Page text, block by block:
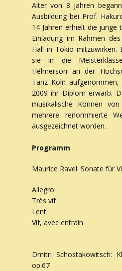
Alter von 8 Jahren
Ausbildung bei Prof.
14 Jahren erhielt die junge
Einladung im Rahmen
Hall in Tokio mitzuwirken.
sie in die
Helmerson an der
Tanz Köln
2009 ihr Diplom erwarb.
musikalische Können
mehrere renommierte
ausgezeichnet worden.
Programm
Maurice Ravel: Sonate für
Allegro
Très vif
Lent
Vif, avec entrain
Dmitri Schostakowitsch:
op.67